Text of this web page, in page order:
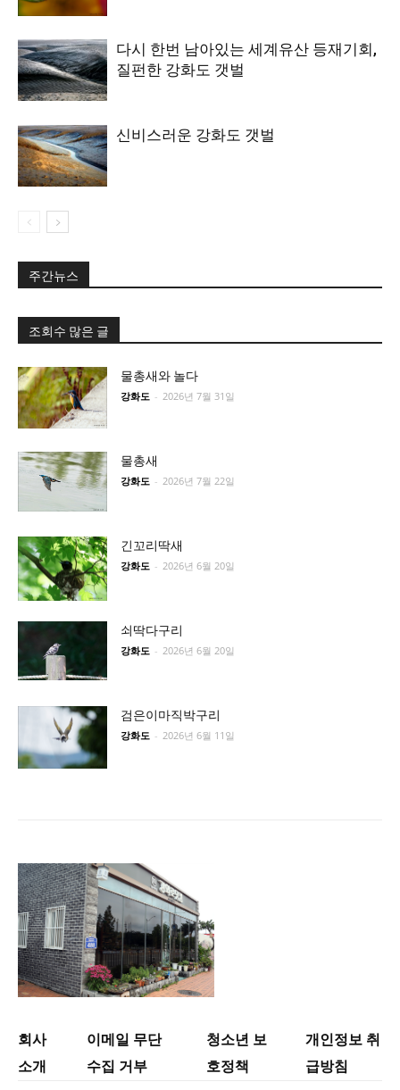
다시 한번 남아있는 세계유산 등재기회,
질펀한 강화도 갯벌
신비스러운 강화도 갯벌
주간뉴스
조회수 많은 글
물총새와 놀다
강화도 - 2026년 7월 31일
물총새
강화도 - 2026년 7월 22일
긴꼬리딱새
강화도 - 2026년 6월 20일
쇠딱다구리
강화도 - 2026년 6월 20일
검은이마직박구리
강화도 - 2026년 6월 11일
회사
소개
이메일 무단
수집 거부
청소년 보
호정책
개인정보 취
급방침